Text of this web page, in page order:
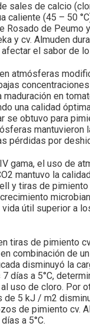
sales de calcio
caliente (45 – 50
Rosado de Peumo
y cv. Almuden
el sabor de
atmósferas
maduración en
una calidad
se obtuvo para
mantuvieron
pérdidas por
gama, el uso de
mantuvo la
y tiras de pimiento
vida útil superior a
tiras de pimiento
combinación de
disminuyó la
días a 5°C,
uso de cloro. Por
de 5 kJ / m2
de pimiento cv.
a 5°C.